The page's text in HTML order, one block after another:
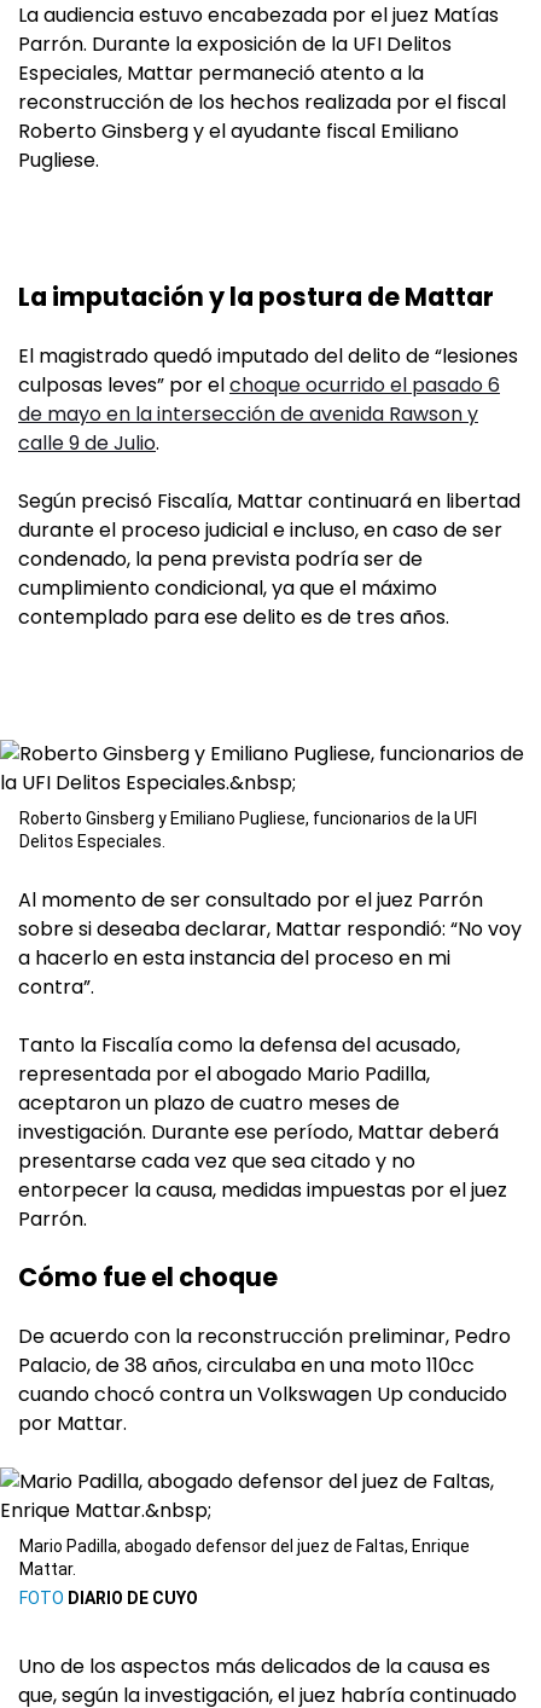
La audiencia estuvo encabezada por el juez Matías
Parrón. Durante la exposición de la UFI Delitos
Especiales, Mattar permaneció atento a la
reconstrucción de los hechos realizada por el fiscal
Roberto Ginsberg y el ayudante fiscal Emiliano
Pugliese.
La imputación y la postura de Mattar
El magistrado quedó imputado del delito de “lesiones
culposas leves” por elchoque ocurrido el pasado 6
de mayo en la intersección de avenida Rawson y
calle 9 de Julio.
Según precisó Fiscalía, Mattar continuará en libertad
durante el proceso judicial e incluso, en caso de ser
condenado, la pena prevista podría ser de
cumplimiento condicional, ya que el máximo
contemplado para ese delito es de tres años.
Roberto Ginsberg y Emiliano Pugliese, funcionarios de la UFI
Delitos Especiales.
Al momento de ser consultado por el juez Parrón
sobre si deseaba declarar, Mattar respondió: “No voy
a hacerlo en esta instancia del proceso en mi
contra”.
Tanto la Fiscalía como la defensa del acusado,
representada por el abogado Mario Padilla,
aceptaron un plazo de cuatro meses de
investigación. Durante ese período, Mattar deberá
presentarse cada vez que sea citado y no
entorpecer la causa, medidas impuestas por el juez
Parrón.
Cómo fue el choque
De acuerdo con la reconstrucción preliminar, Pedro
Palacio, de 38 años, circulaba en una moto 110cc
cuando chocó contra un Volkswagen Up conducido
por Mattar.
Mario Padilla, abogado defensor del juez de Faltas, Enrique
Mattar.
DIARIO DE CUYO
Uno de los aspectos más delicados de la causa es
que, según la investigación, el juez habría continuado